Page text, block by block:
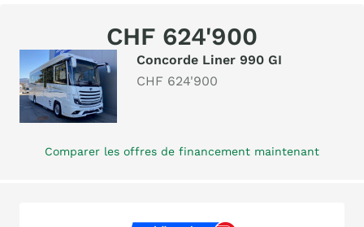
CHF 624'900
Concorde Liner 990 GI
CHF 624'900
Comparer les offres de financement maintenant